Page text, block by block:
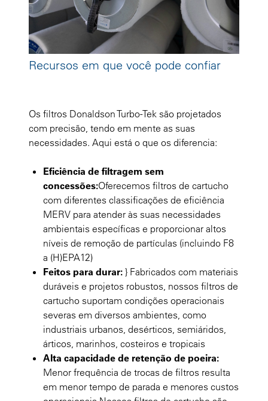
Recursos em que você pode confiar
Os filtros Donaldson Turbo-Tek são projetados
com precisão, tendo em mente as suas
necessidades. Aqui está o que os diferencia:
Eficiência de filtragem sem
concessões:Oferecemos filtros de cartucho
com diferentes classificações de eficiência
MERV para atender às suas necessidades
ambientais específicas e proporcionar altos
níveis de remoção de partículas (incluindo F8
a (H)EPA12)
Feitos para durar: } Fabricados com materiais
duráveis e projetos robustos, nossos filtros de
cartucho suportam condições operacionais
severas em diversos ambientes, como
industriais urbanos, desérticos, semiáridos,
árticos, marinhos, costeiros e tropicais
Alta capacidade de retenção de poeira:
Menor frequência de trocas de filtros resulta
em menor tempo de parada e menores custos